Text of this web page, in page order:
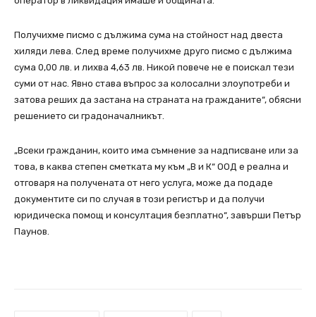
Получихме писмо с дължима сума на стойност над двеста
хиляди лева. След време получихме друго писмо с дължима
сума 0,00 лв. и лихва 4,63 лв. Никой повече не е поискал тези
суми от нас. Явно става въпрос за колосални злоупотреби и
затова реших да застана на страната на гражданите“, обясни
решението си градоначалникът.
„Всеки гражданин, които има съмнение за надписване или за
това, в каква степен сметката му към „В и К“ ООД е реална и
отговаря на получената от него услуга, може да подаде
документите си по случая в този регистър и да получи
юридическа помощ и консултация безплатно“, завърши Петър
Паунов.